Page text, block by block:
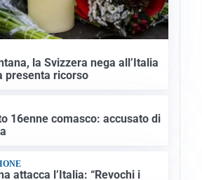
la Svizzera nega all’Italia
presenta ricorso
16enne comasco: accusato di
attacca l’Italia: “Revochi i